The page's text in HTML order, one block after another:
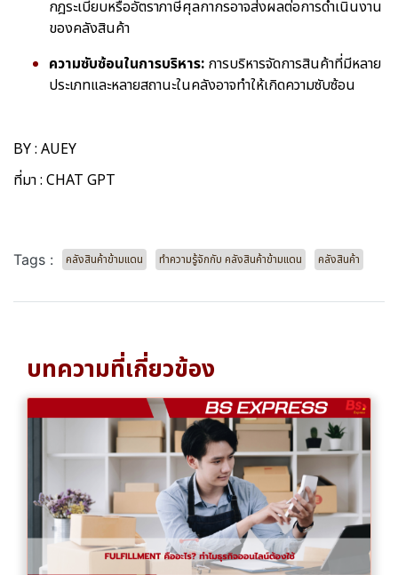
กฎระเบียบหรืออัตราภาษีศุลกากรอาจส่งผลต่อการดำเนินงาน
ของคลังสินค้า
ความซับซ้อนในการบริหาร: การบริหารจัดการสินค้าที่มีหลาย
ประเภทและหลายสถานะในคลังอาจทำให้เกิดความซับซ้อน
BY : AUEY
ที่มา : CHAT GPT
Tags : คลังสินค้าข้ามแดน ทำความรู้จักกับ คลังสินค้าข้ามแดน คลังสินค้า
บทความที่เกี่ยวข้อง